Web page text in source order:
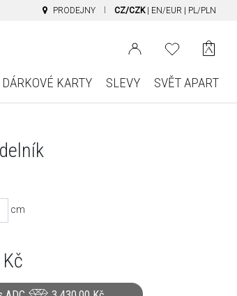
PRODEJNY CZ/CZK EN/EUR PL/PLN
DÁRKOVÉ KARTY SLEVY SVĚT APART
cm
Kč